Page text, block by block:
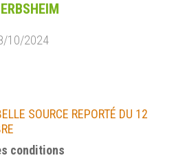
10/2024
SOURCE REPORTÉ DU 12
conditions